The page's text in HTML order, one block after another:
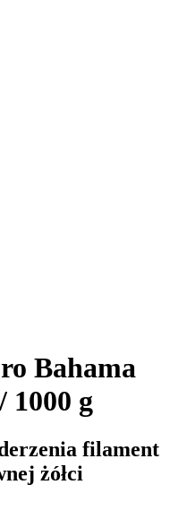
Bahama
1000 g
filament
żółci